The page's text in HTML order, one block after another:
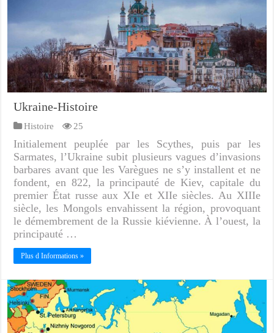
Ukraine-Histoire
Histoire 25
Initialement peuplée par les Scythes, puis par les
Sarmates, l’Ukraine subit plusieurs vagues d’invasions
barbares avant que les Varègues ne s’y installent et ne
fondent, en 822, la principauté de Kiev, capitale du
premier État russe aux XIe et XIIe siècles. Au XIIIe
siècle, les Mongols envahissent la région, provoquant
le démembrement de la Russie kiévienne. À l’ouest, la
principauté …
Plus d Informations »